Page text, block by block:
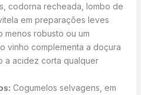
codorna recheada, lombo de
em preparações leves
menos robusto ou um
vinho complementa a doçura
a acidez corta qualquer
Cogumelos selvagens, em